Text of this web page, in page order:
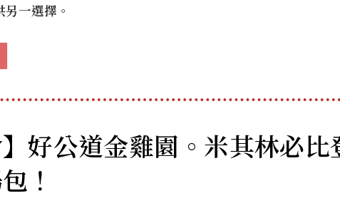
一選擇。
】好公道金雞園。米其林必比
！